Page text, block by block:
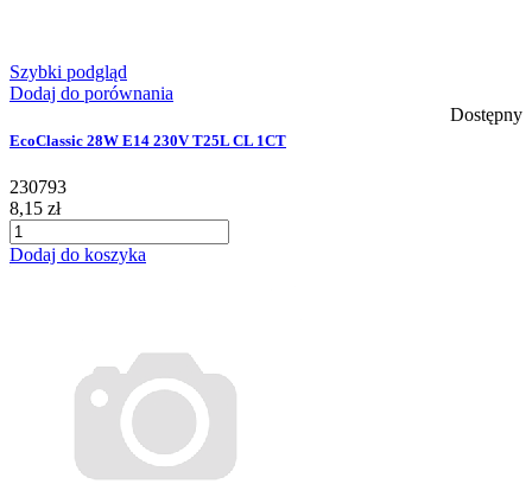
Szybki podgląd
Dodaj do porównania
Dostępny
EcoClassic 28W E14 230V T25L CL 1CT
230793
8,15 zł
Dodaj do koszyka